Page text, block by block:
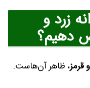
زرد و
دهیم؟
قرمز، ظاهر آن‌هاست.